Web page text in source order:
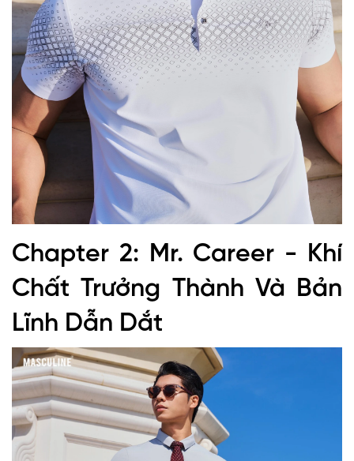
Chapter 2: Mr. Career - Khí
Chất Trưởng Thành Và Bản
Lĩnh Dẫn Dắt